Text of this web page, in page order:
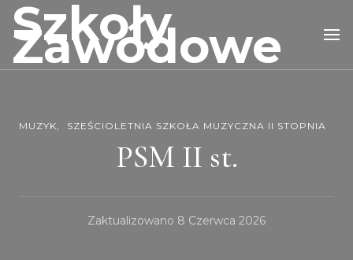
Szkoły
Zawodowe
MUZYK SZEŚCIOLETNIA SZKOŁA MUZYCZNA II STOPNIA
PSM II st.
Zaktualizowano 8 Czerwca 2026